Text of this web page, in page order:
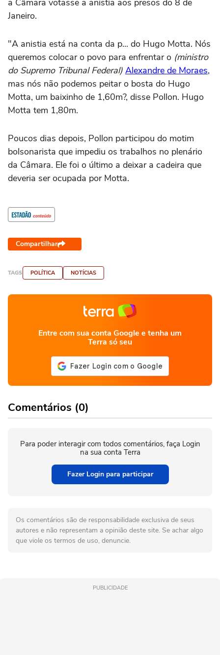
a Câmara votasse a anistia aos presos do 8 de
Janeiro.
"A anistia está na conta da p... do Hugo Motta. Nós
queremos colocar o povo para enfrentar o (ministro
do Supremo Tribunal Federal) Alexandre de Moraes,
mas nós não podemos peitar o bosta do Hugo
Motta, um baixinho de 1,60m?, disse Pollon. Hugo
Motta tem 1,80m.
Poucos dias depois, Pollon participou do motim
bolsonarista que impediu os trabalhos no plenário
da Câmara. Ele foi o último a deixar a cadeira que
deveria ser ocupada por Motta.
Compartilhar
TAGS POLÍTICA NOTÍCIAS
Entre com sua conta Google e tenha um
Terra só seu
Comentários (0)
Para poder interagir com todos comentários, faça Login
na sua conta Terra
Fazer Login para participar
Os comentários são de responsabilidade exclusiva de seus
autores e não representam a opinião deste site. Se achar algo
que viole os termos de uso, denuncie.
PUBLICIDADE